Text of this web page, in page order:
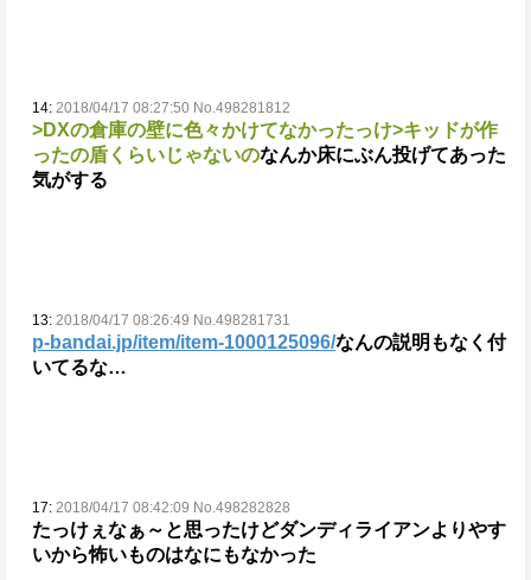
14: 2018/04/17 08:27:50 No.498281812
>DXの倉庫の壁に色々かけてなかったっけ>キッドが作
ったの盾くらいじゃないのなんか床にぶん投げてあった
気がする
13: 2018/04/17 08:26:49 No.498281731
p-bandai.jp/item/item-1000125096/なんの説明もなく付
いてるな…
17: 2018/04/17 08:42:09 No.498282828
たっけぇなぁ～と思ったけどダンディライアンよりやす
いから怖いものはなにもなかった